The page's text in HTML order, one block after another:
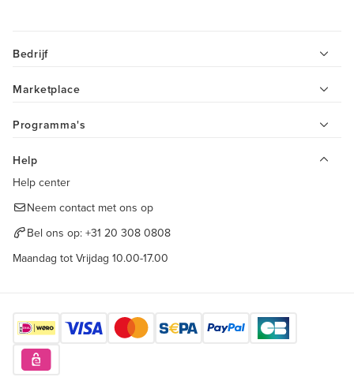
Bedrijf
Marketplace
Programma's
Help
Help center
Neem contact met ons op
Bel ons op: +31 20 308 0808
Maandag tot Vrijdag 10.00-17.00